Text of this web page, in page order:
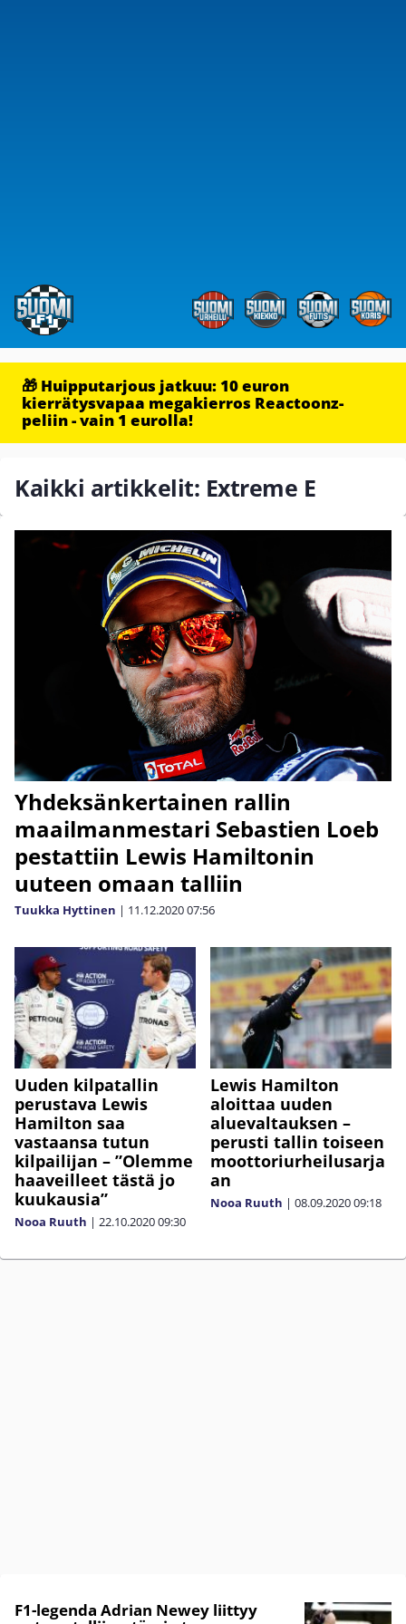
🎁 Huipputarjous jatkuu: 10 euron
kierrätysvapaa megakierros Reactoonz-
peliin - vain 1 eurolla!
Kaikki artikkelit: Extreme E
Yhdeksänkertainen rallin
maailmanmestari Sebastien Loeb
pestattiin Lewis Hamiltonin
uuteen omaan talliin
Tuukka Hyttinen | 11.12.202007:56
Uuden kilpatallin
perustava Lewis
Hamilton saa
vastaansa tutun
kilpailijan – ”Olemme
haaveilleet tästä jo
kuukausia”
Nooa Ruuth | 22.10.202009:30
Lewis Hamilton
aloittaa uuden
aluevaltauksen –
perusti tallin toiseen
moottoriurheilusarja
an
Nooa Ruuth | 08.09.202009:18
F1-legenda Adrian Newey liittyy